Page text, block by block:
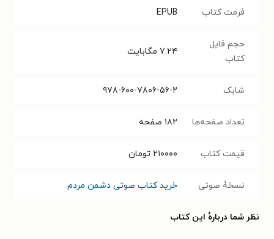
فرمت کتاب EPUB
حجم فایل
کتاب
۷.۲۴ مگابایت
شابک ۹۷۸-۶۰۰-۷۸۰۶-۵۶-۲
تعداد صفحه‌ها ۱۸۲ صفحه
قیمت کتاب ۲۱۰۰۰۰ تومان
نسخۀ صوتی خرید کتاب صوتی دشمن مردم
نظر شما دربارهٔ این کتاب